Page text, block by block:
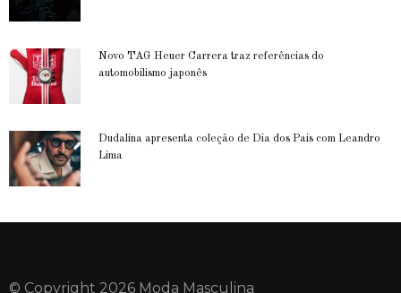
Novo TAG Heuer Carrera traz referências do
automobilismo japonês
Dudalina apresenta coleção de Dia dos Pais com Leandro
Lima
© Copyright 2026 Moda Masculina